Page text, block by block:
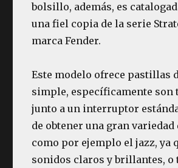
bolsillo, además, es
una fiel copia de la serie
marca Fender.
Este modelo ofrece pastillas
simple, específicamente son
junto a un interruptor
de obtener una gran variedad
como por ejemplo el jazz, ya
sonidos claros y brillantes, o